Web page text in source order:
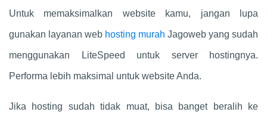
Untuk memaksimalkan website kamu, jangan lupa
gunakan layanan web hosting murah Jagoweb yang sudah
menggunakan LiteSpeed untuk server hostingnya.
Performa lebih maksimal untuk website Anda.
Jika hosting sudah tidak muat, bisa banget beralih ke